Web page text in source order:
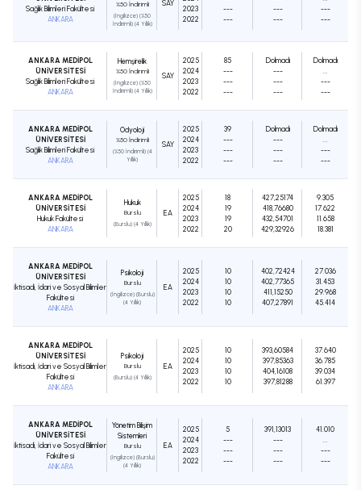
Sağlık Bilimleri Fakültesi
ANKARA
%50 İndirimli
(İngilizce) (%50
İndirimli) (4 Yıllık)
SAY
2023
2022
---
---
---
---
---
---
ANKARA MEDİPOL
ÜNİVERSİTESİ
Sağlık Bilimleri Fakültesi
ANKARA
Hemşirelik
%50 İndirimli
(İngilizce) (%50
İndirimli) (4 Yıllık)
SAY
2025
2024
2023
2022
85
---
---
---
Dolmadı
---
---
---
Dolmadı
---
---
ANKARA MEDİPOL
ÜNİVERSİTESİ
Sağlık Bilimleri Fakültesi
ANKARA
Odyoloji
%50 İndirimli
(%50 İndirimli) (4
Yıllık)
SAY
2025
2024
2023
2022
39
---
---
---
Dolmadı
---
---
---
Dolmadı
---
---
ANKARA MEDİPOL
ÜNİVERSİTESİ
Hukuk Fakültesi
ANKARA
Hukuk
Burslu
(Burslu) (4 Yıllık)
EA
2025
2024
2023
2022
18
19
19
20
427,25174
418,76680
432,54701
429,32926
9.305
17.622
11.658
18.381
ANKARA MEDİPOL
ÜNİVERSİTESİ
İktisadi, İdari ve Sosyal Bilimler
Fakültesi
ANKARA
Psikoloji
Burslu
(İngilizce) (Burslu)
(4 Yıllık)
EA
2025
2024
2023
2022
10
10
10
10
402,72424
402,77365
411,15250
407,27891
27.036
31.453
29.968
45.414
ANKARA MEDİPOL
ÜNİVERSİTESİ
İktisadi, İdari ve Sosyal Bilimler
Fakültesi
ANKARA
Psikoloji
Burslu
(Burslu) (4 Yıllık)
EA
2025
2024
2023
2022
10
10
10
10
393,60584
397,85363
404,16108
397,81288
37.640
36.785
39.034
61.397
ANKARA MEDİPOL
ÜNİVERSİTESİ
İktisadi, İdari ve Sosyal Bilimler
Fakültesi
ANKARA
Yönetim Bilişim
Sistemleri
Burslu
(İngilizce) (Burslu)
(4 Yıllık)
EA
2025
2024
2023
2022
5
---
---
---
391,13013
---
---
---
41.010
---
---